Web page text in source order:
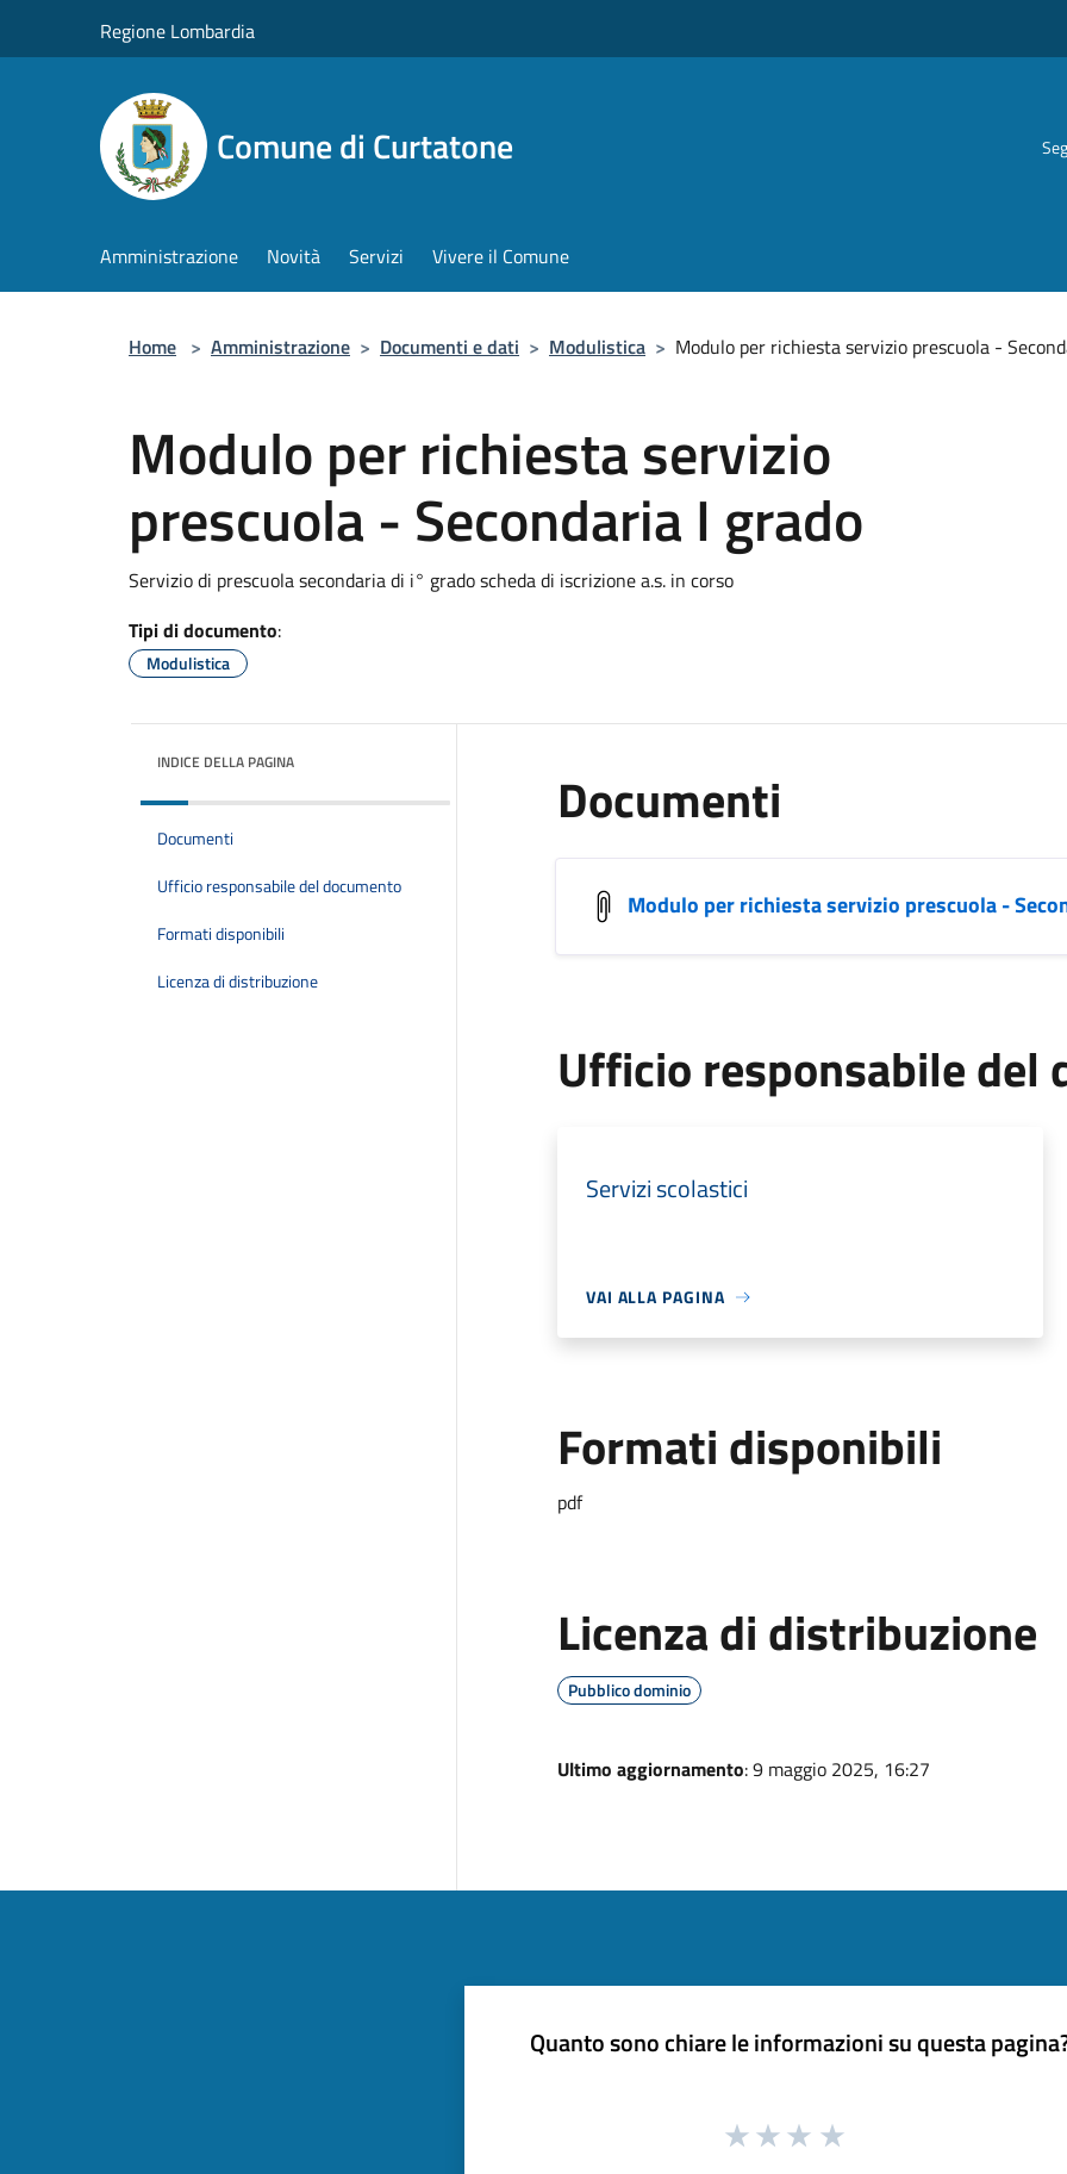
Regione Lombardia
Comune di Curtatone
Amministrazione Novità Servizi Vivere il Comune
Home > Amministrazione > Documenti e dati > Modulistica > Modulo per richiesta servizio prescuola -
Modulo per richiesta servizio
prescuola - Secondaria I grado
Servizio di prescuola secondaria di i° grado scheda di iscrizione a.s. in corso
Tipi di documento:
Modulistica
INDICE DELLA PAGINA
Documenti
Ufficio responsabile del documento
Formati disponibili
Licenza di distribuzione
Documenti
Modulo per richiesta servizio prescuola -
Ufficio responsabile del
Servizi scolastici
VAI ALLA PAGINA
Formati disponibili
pdf
Licenza di distribuzione
Pubblico dominio
Ultimo aggiornamento: 9 maggio 2025, 16:27
Quanto sono chiare le informazioni su questa